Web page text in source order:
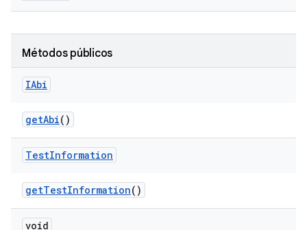
Métodos públicos
IAbi
getAbi()
TestInformation
getTestInformation()
void